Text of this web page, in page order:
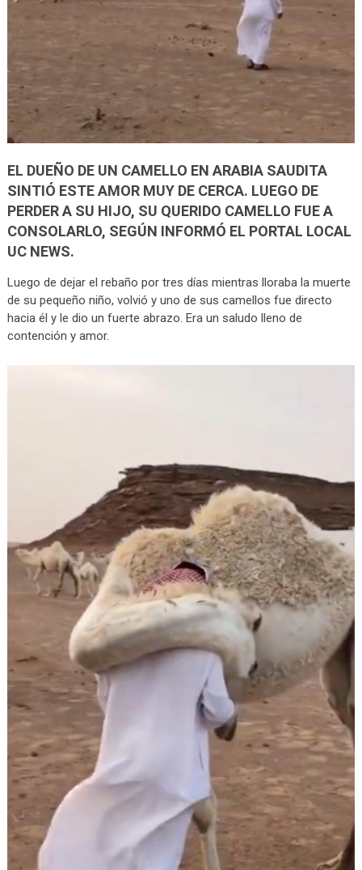
EL DUEÑO DE UN CAMELLO EN ARABIA SAUDITA
SINTIÓ ESTE AMOR MUY DE CERCA. LUEGO DE
PERDER A SU HIJO, SU QUERIDO CAMELLO FUE A
CONSOLARLO, SEGÚN INFORMÓ EL PORTAL LOCAL
UC NEWS.
Luego de dejar el rebaño por tres días mientras lloraba la muerte
de su pequeño niño, volvió y uno de sus camellos fue directo
hacia él y le dio un fuerte abrazo. Era un saludo lleno de
contención y amor.